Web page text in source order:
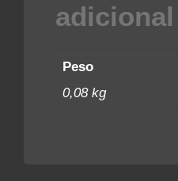
adicional
Peso
0,08 kg